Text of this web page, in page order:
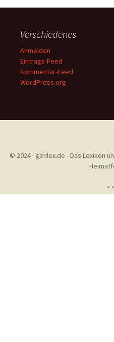
Verschiedenes
Anmelden
Eintrags-Feed
Kommentar-Feed
WordPress.org
© 2024 · genlex.de - Das Lexikon
*